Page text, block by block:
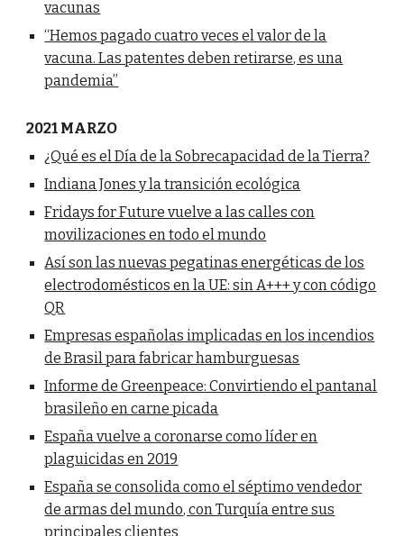
vacunas
“Hemos pagado cuatro veces el valor de la
vacuna. Las patentes deben retirarse, es una
pandemia”
2021 MARZO
¿Qué es el Día de la Sobrecapacidad de la Tierra?
Indiana Jones y la transición ecológica
Fridays for Future vuelve a las calles con
movilizaciones en todo el mundo
Así son las nuevas pegatinas energéticas de los
electrodomésticos en la UE: sin A+++ y con código
QR
Empresas españolas implicadas en los incendios
de Brasil para fabricar hamburguesas
Informe de Greenpeace: Convirtiendo el pantanal
brasileño en carne picada
España vuelve a coronarse como líder en
plaguicidas en 2019
España se consolida como el séptimo vendedor
de armas del mundo, con Turquía entre sus
principales clientes